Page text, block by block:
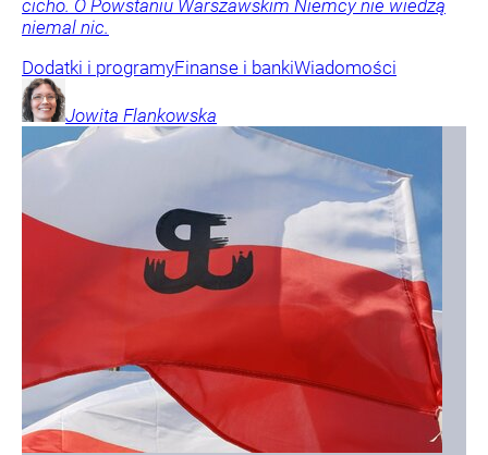
cicho. O Powstaniu Warszawskim Niemcy nie wiedzą
niemal nic.
Dodatki i programyFinanse i bankiWiadomości
Jowita Flankowska